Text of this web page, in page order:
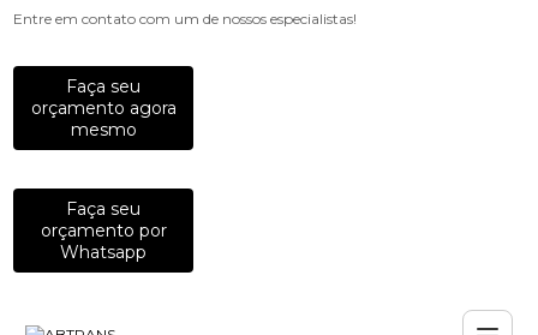
Entre em contato com um de nossos especialistas!
Faça seu
orçamento agora
mesmo
Faça seu
orçamento por
Whatsapp